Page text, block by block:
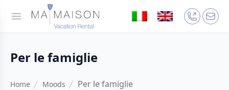
Per le famiglie
Home Moods Per le famiglie